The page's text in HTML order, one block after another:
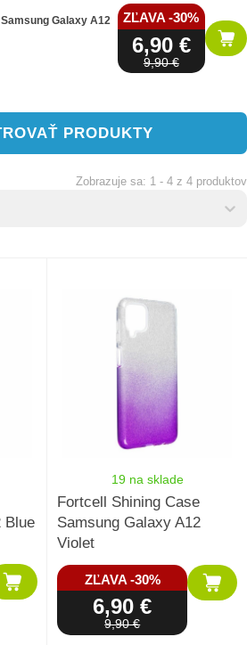
Galaxy A12
ZĽAVA -30%
6,90 €
9,90 €
PRODUKTY
1 - 4 z 4 produktov
Blue
19 na sklade
Fortcell Shining Case
Samsung Galaxy A12
Violet
ZĽAVA -30%
6,90 €
9,90 €